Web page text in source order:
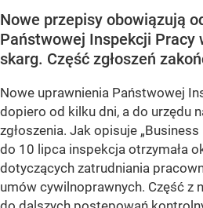
Nowe przepisy obowiązują
Państwowej Inspekcji Pracy
skarg. Część zgłoszeń
Nowe uprawnienia Państwowej
dopiero od kilku dni, a do urzędu
zgłoszenia. Jak opisuje
do 10 lipca inspekcja otrzymała
dotyczących zatrudniania
umów cywilnoprawnych. Część z